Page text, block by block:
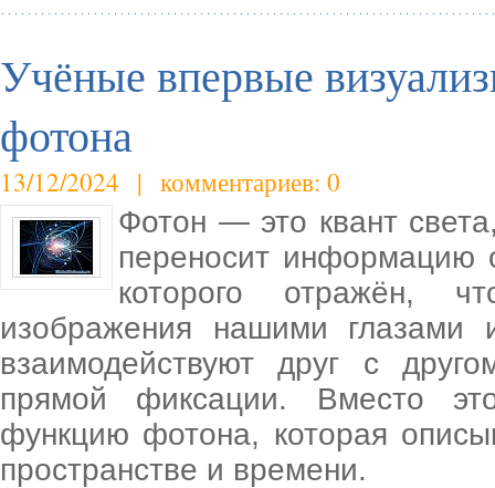
Учёные впервые
фотона
13/12/2024 | комментариев: 0
Фотон — это квант
переносит информацию
которого отражён,
изображения нашими
взаимодействуют друг с
прямой фиксации. Вместо
функцию фотона, которая
пространстве и времени.